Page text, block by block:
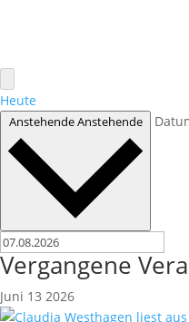
Heute
AnstehendeAnstehende
Vergangene
Juni 13 2026